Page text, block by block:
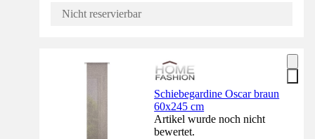
Nicht reservierbar
Schiebegardine Oscar braun
60x245 cm
Artikel wurde noch nicht
bewertet.